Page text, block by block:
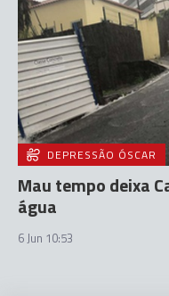
DEPRESSÃO ÓSCAR
Mau tempo deixa
água
6 Jun 10:53